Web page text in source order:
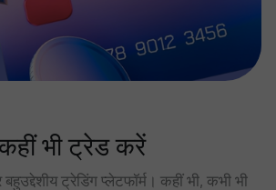
भी ट्रेड करें
ट्रेडिंग प्लेटफॉर्म। कहीं भी, कभी भी